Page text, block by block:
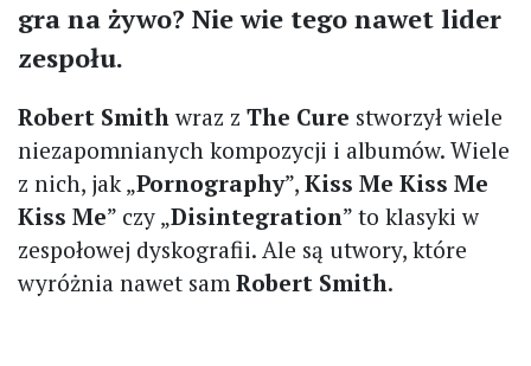
gra na żywo? Nie wie tego nawet lider
zespołu.
Robert Smithwraz z The Cure stworzył wiele
niezapomnianych kompozycji i albumów. Wiele
z nich, jak „Pornography”, Kiss Me Kiss Me
Kiss Me” czy „Disintegration” to klasyki w
zespołowej dyskografii. Ale są utwory, które
wyróżnia nawet sam Robert Smith.